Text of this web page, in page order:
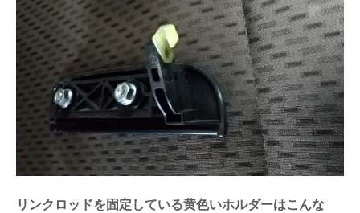
リンクロッドを固定している黄色いホルダーはこんな